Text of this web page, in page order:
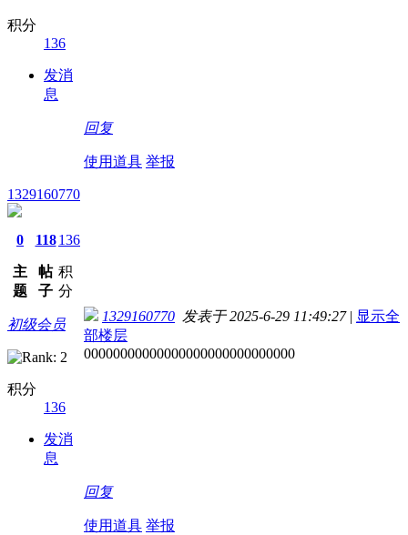
积分
136
发消
息
回复
使用道具 举报
1329160770
0
主
题
118
帖
子
136
积
分
初级会员
积分
136
发消
息
1329160770 发表于 2025-6-29 11:49:27 | 显示全
部楼层
00000000000000000000000000000
回复
使用道具 举报